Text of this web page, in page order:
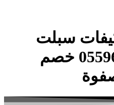
سبلت
بالعيدابي 0559641775 خصم